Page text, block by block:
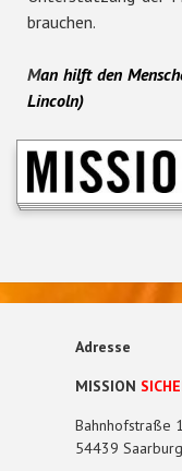
brauchen.
Man hilftden
Lincoln)
Adresse
MISSION
Bahnhofstraße
54439 Saarburg